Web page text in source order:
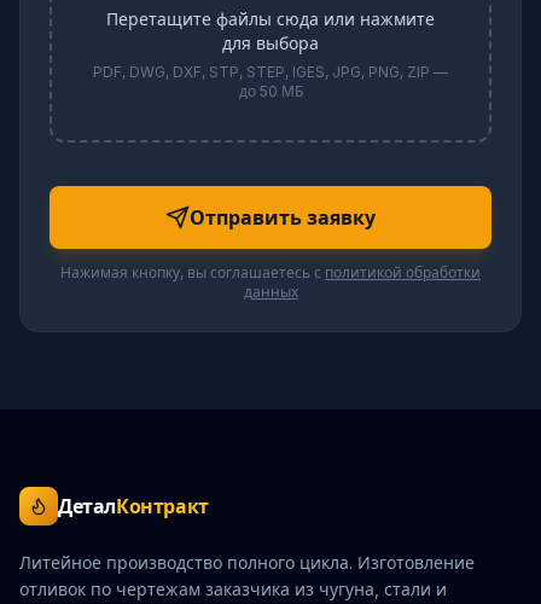
Перетащите файлы сюда или нажмите
для выбора
PDF, DWG, DXF, STP, STEP, IGES, JPG, PNG, ZIP —
до 50 МБ
Отправить заявку
Нажимая кнопку, вы соглашаетесь с политикой обработки
данных
ДеталКонтракт
Литейное производство полного цикла. Изготовление
отливок по чертежам заказчика из чугуна, стали и